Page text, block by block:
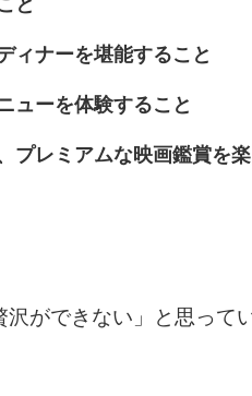
ィナーを堪能すること
ューを体験すること
プレミアムな映画鑑賞を
沢ができない」と思って